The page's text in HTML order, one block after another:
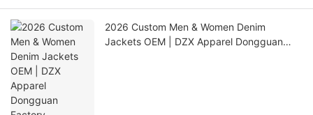
2026 Custom Men & Women Denim
Jackets OEM | DZX Apparel Dongguan